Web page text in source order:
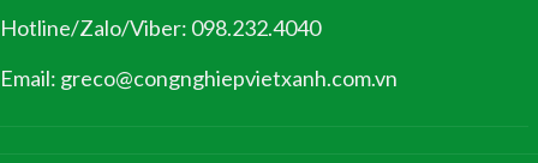
Hotline/Zalo/Viber: 098.232.4040
Email: greco@congnghiepvietxanh.com.vn